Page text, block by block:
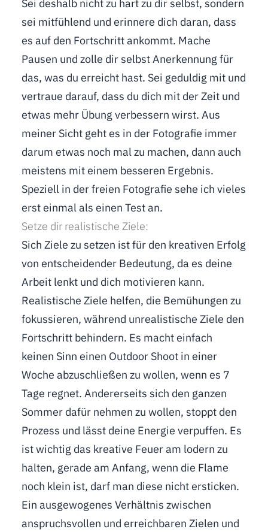
Sei deshalb nicht zu hart zu dir selbst, sondern
sei mitfühlend und erinnere dich daran, dass
es auf den Fortschritt ankommt. Mache
Pausen und zolle dir selbst Anerkennung für
das, was du erreicht hast. Sei geduldig mit und
vertraue darauf, dass du dich mit der Zeit und
etwas mehr Übung verbessern wirst. Aus
meiner Sicht geht es in der Fotografie immer
darum etwas noch mal zu machen, dann auch
meistens mit einem besseren Ergebnis.
Speziell in der freien Fotografie sehe ich vieles
erst einmal als einen Test an.
Setze dir realistische Ziele:
Sich Ziele zu setzen ist für den kreativen Erfolg
von entscheidender Bedeutung, da es deine
Arbeit lenkt und dich motivieren kann.
Realistische Ziele helfen, die Bemühungen zu
fokussieren, während unrealistische Ziele den
Fortschritt behindern. Es macht einfach
keinen Sinn einen Outdoor Shoot in einer
Woche abzuschließen zu wollen, wenn es 7
Tage regnet. Andererseits sich den ganzen
Sommer dafür nehmen zu wollen, stoppt den
Prozess und lässt deine Energie verpuffen. Es
ist wichtig das kreative Feuer am lodern zu
halten, gerade am Anfang, wenn die Flame
noch klein ist, darf man diese nicht ersticken.
Ein ausgewogenes Verhältnis zwischen
anspruchsvollen und erreichbaren Zielen und